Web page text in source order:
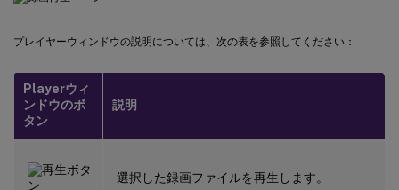
プレイヤーウィンドウの説明については、次の表を参照してください：
Playerウィ
ンドウのボ
タン
説明
選択した録画ファイルを再生します。